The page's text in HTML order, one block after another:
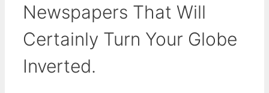
Newspapers That Will
Certainly Turn Your Globe
Inverted.